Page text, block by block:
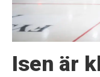
Isen är